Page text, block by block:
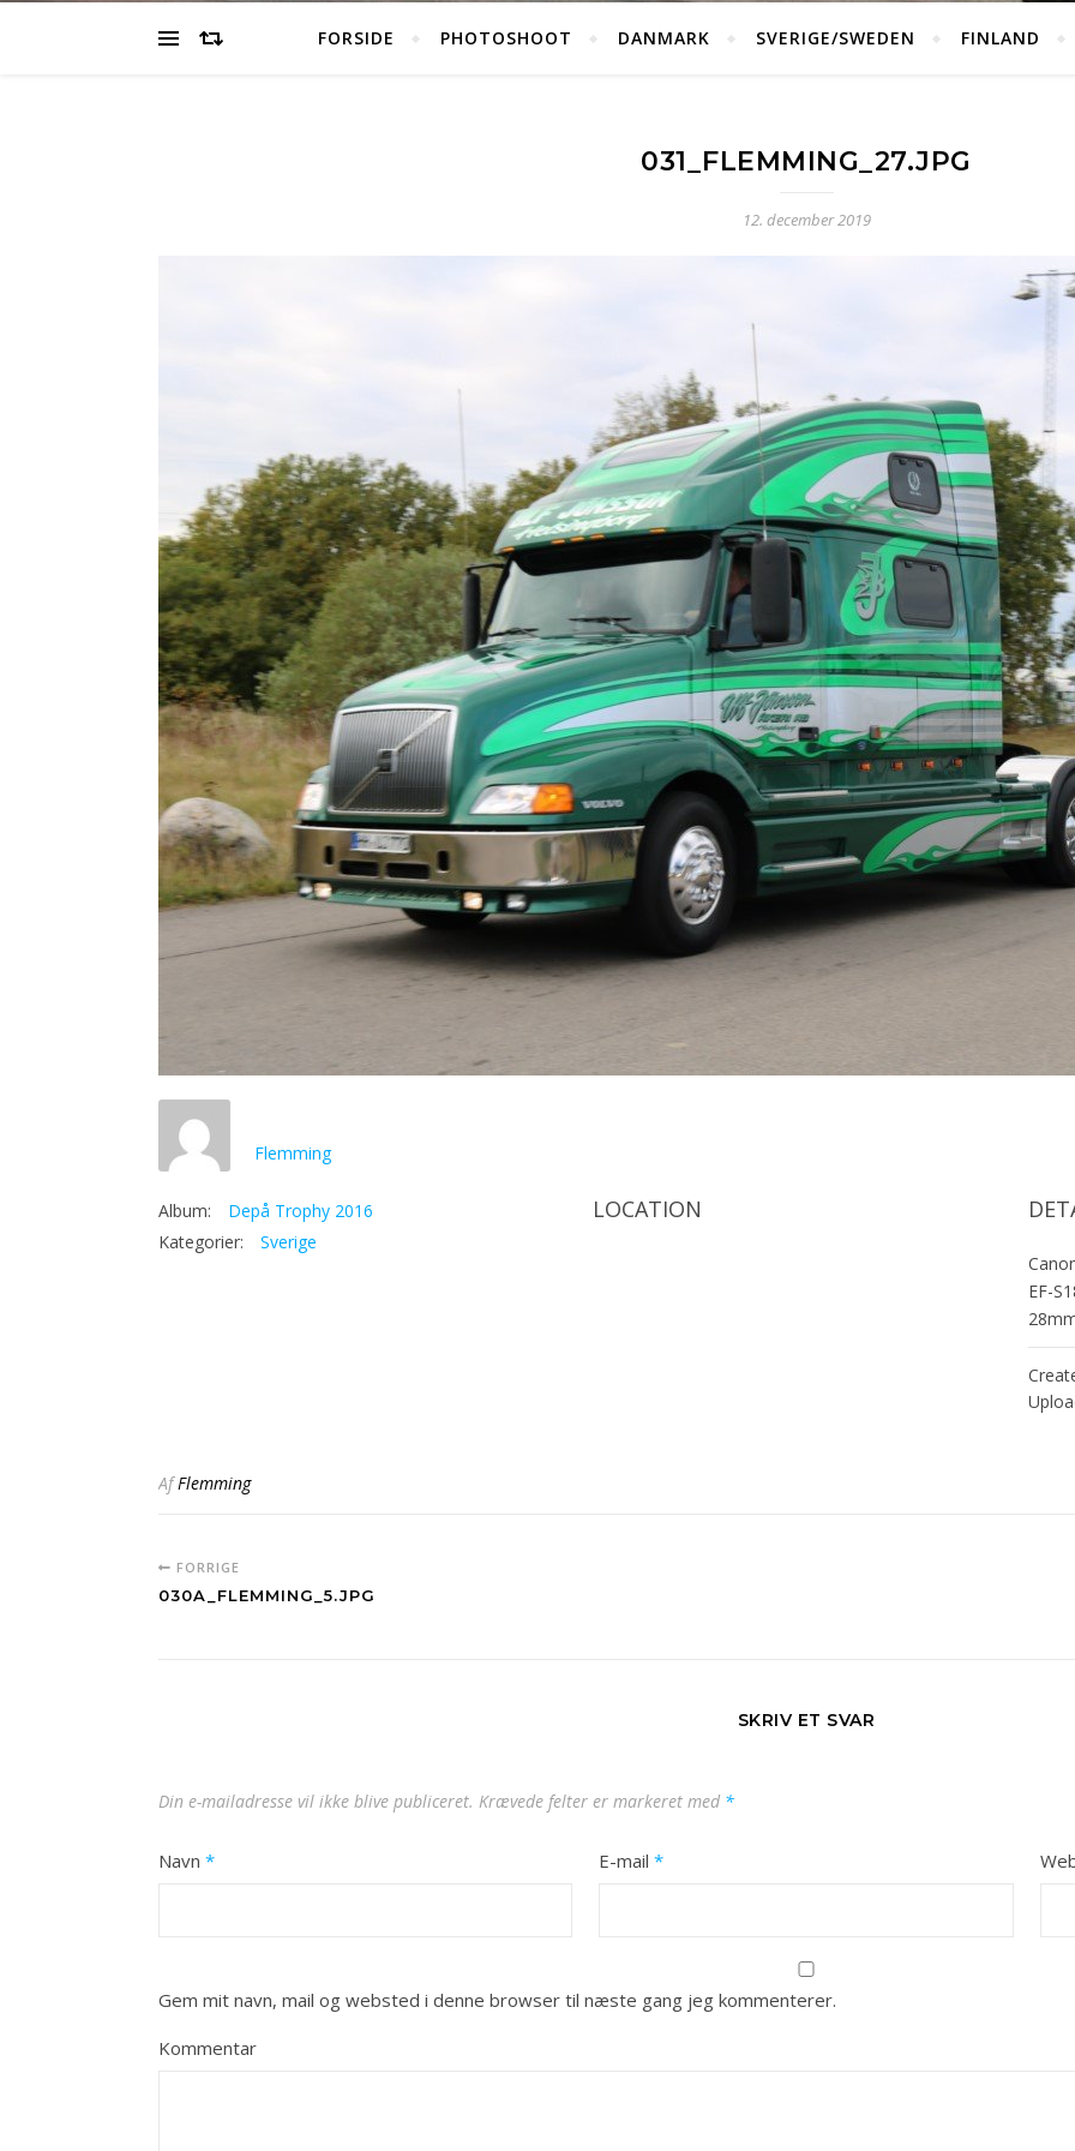
FORSIDE PHOTOSHOOT DANMARK SVERIGE/SWEDEN FINLAND
031_FLEMMING_27.JPG
12. december 2019
Flemming
Album:
Depå Trophy 2016
Kategorier:
Sverige
LOCATION
EF-
AfFlemming
FORRIGE
030A_FLEMMING_5.JPG
SKRIV ET SVAR
Din e-mailadresse vil ikke blive publiceret. Krævede felter er markeret med *
Navn * E-mail*
Gem mit navn, mail og websted i denne browser til næste gang jeg kommenterer.
Kommentar